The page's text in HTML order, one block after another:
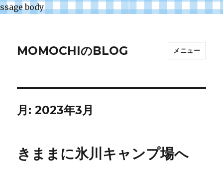
ssage body
MOMOCHIのBLOG メニュー
月:2023年3月
きままに氷川キャンプ場へ